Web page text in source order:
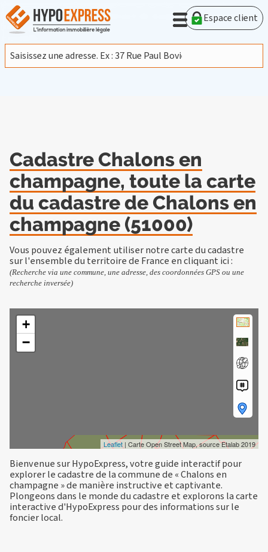
En poursuivant votre navigation sur ce site, vous acceptez
l'utilisation de cookies provenant de Google afin d'analyser le
trafic.En savoir plus
J'accepte
Espace client
Cadastre Chalons en
champagne, toute la carte
du cadastre de Chalons en
champagne (51000)
Vous pouvez également utiliser notre carte du cadastre
sur l'ensemble du territoire de France encliquant ici:
(Recherche via une commune, une adresse, des coordonnées GPS ou une
recherche inversée)
+
−
Leaflet| Carte Open Street Map, source Etalab 2019
Bienvenue sur HypoExpress, votre guide interactif pour
explorer le cadastre de la commune de « Chalons en
champagne » de manière instructive et captivante.
Plongeons dans le monde du cadastre et explorons la carte
interactive d'HypoExpress pour des informations sur le
foncier local.